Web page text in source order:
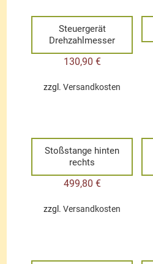
Steuergerät
Drehzahlmesser
130,90 €
zzgl.Versandkosten
Stoßstange hinten
rechts
499,80 €
zzgl.Versandkosten